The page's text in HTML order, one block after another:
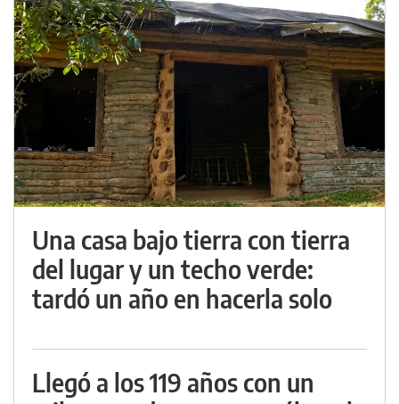
Una casa bajo tierra con tierra
del lugar y un techo verde:
tardó un año en hacerla solo
Llegó a los 119 años con un